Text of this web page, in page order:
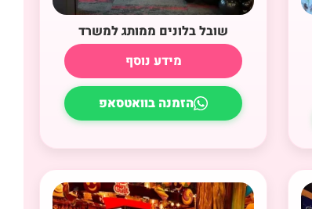
שובל בלונים ממותג למשרד
מידע נוסף
הזמנה בוואטסאפ